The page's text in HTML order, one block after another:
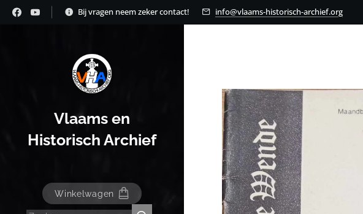
Bij vragen neem zeker contact! info@vlaams-historisch-archief.org
Vlaams en
Historisch Archief
Winkelwagen